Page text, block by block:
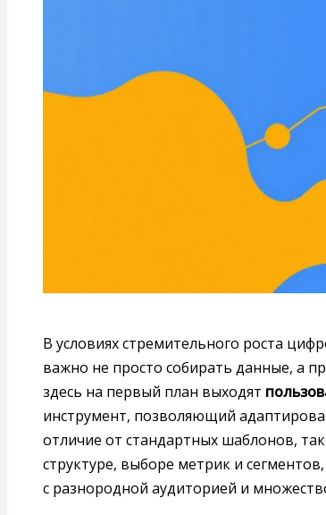
В условиях стремительного роста
важно не просто собирать данные, а
здесь на первый план выходят
инструмент, позволяющий
отличие от стандартных шаблонов,
структуре, выборе метрик и
с разнородной аудиторией и